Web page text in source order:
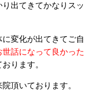
出てきてかなりスッ
変化が出てきてご自
話になって良かった
ります。
頂いております。